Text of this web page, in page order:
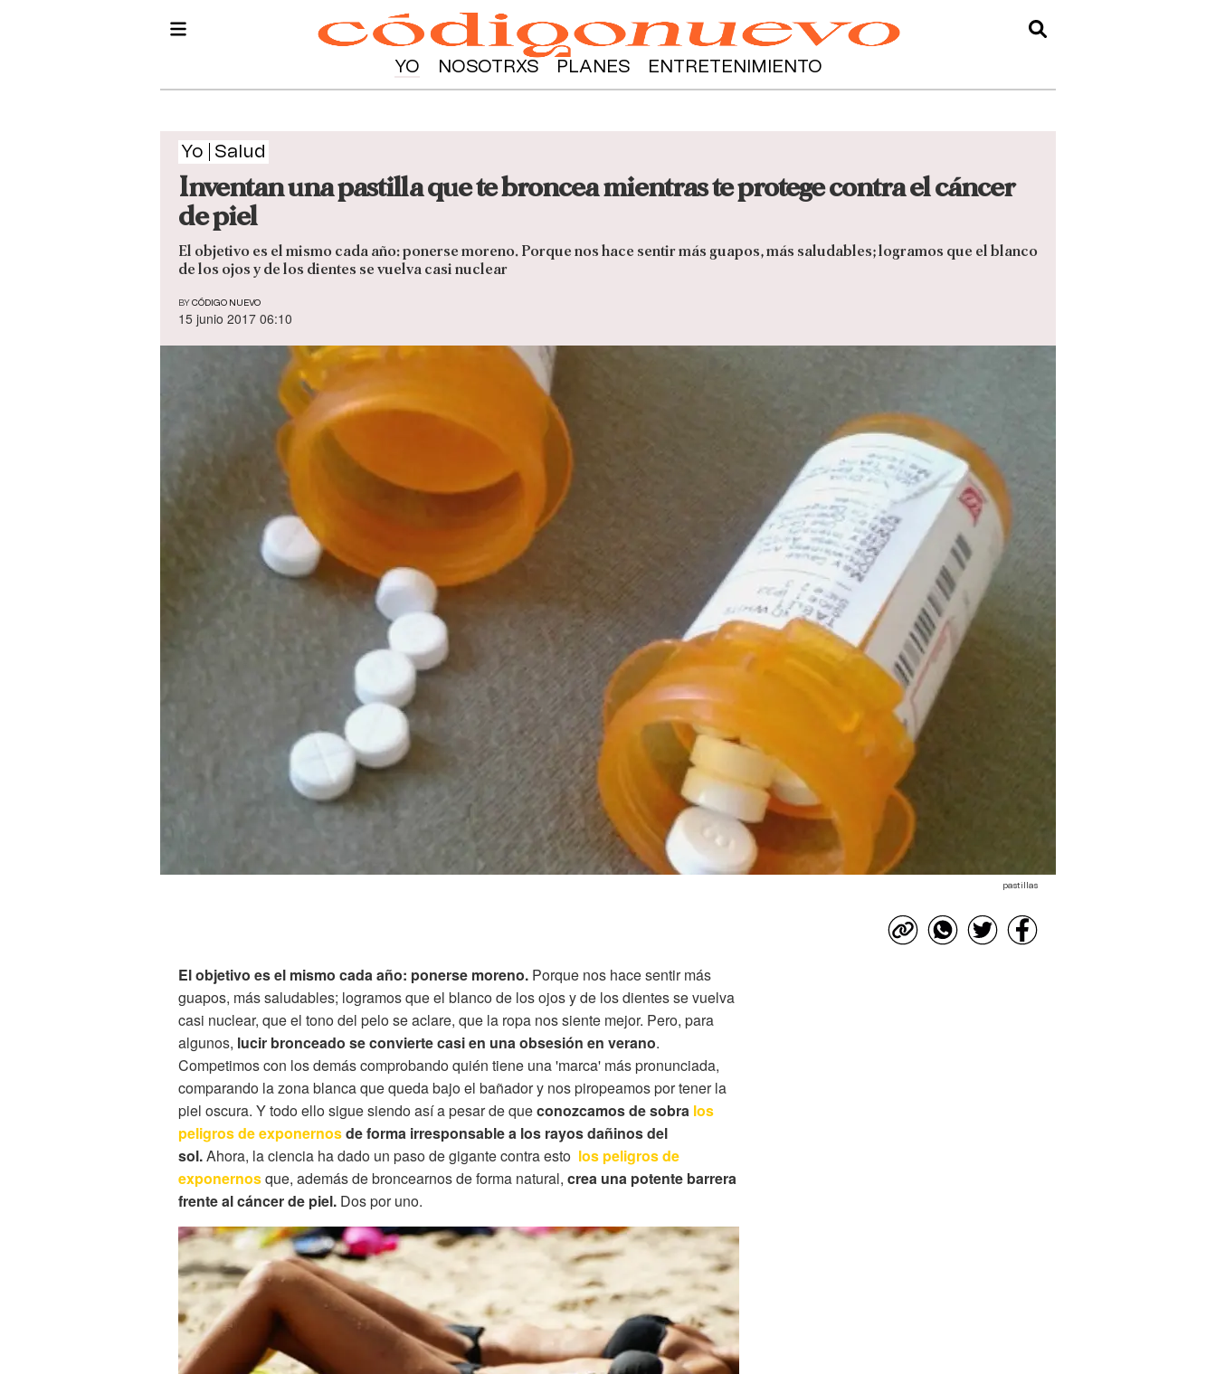
YO NOSOTRXS PLANES ENTRETENIMIENTO
Yo Salud
Inventan una pastilla que te broncea mientras te protege contra el cáncer
de piel
El objetivo es el mismo cada año: ponerse moreno. Porque nos hace sentir más guapos, más saludables; logramos que el blanco
de los ojos y de los dientes se vuelva casi nuclear
BY CÓDIGO NUEVO
15 junio 2017 06:10
pastillas
El objetivo es el mismo cada año: ponerse moreno. Porque nos hace sentir más
guapos, más saludables; logramos que el blanco de los ojos y de los dientes se vuelva
casi nuclear, que el tono del pelo se aclare, que la ropa nos siente mejor. Pero, para
algunos, lucir bronceado se convierte casi en una obsesión en verano.
Competimos con los demás comprobando quién tiene una 'marca' más pronunciada,
comparando la zona blanca que queda bajo el bañador y nos piropeamos por tener la
piel oscura. Y todo ello sigue siendo así a pesar de queconozcamos de sobra los
peligros de exponernosde forma irresponsable a los rayos dañinos del
sol.Ahora, la ciencia ha dado un paso de gigante contra esto los peligros de
exponernosque, además de broncearnos de forma natural, crea una potente barrera
frente al cáncer de piel. Dos por uno.